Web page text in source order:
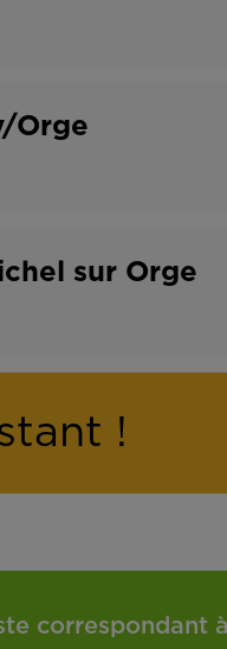
Orge
sur Orge
!
correspondant